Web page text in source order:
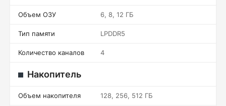
Объем ОЗУ 6, 8, 12 ГБ
Тип памяти LPDDR5
Количество каналов 4
Накопитель
Объем накопителя 128, 256, 512 ГБ